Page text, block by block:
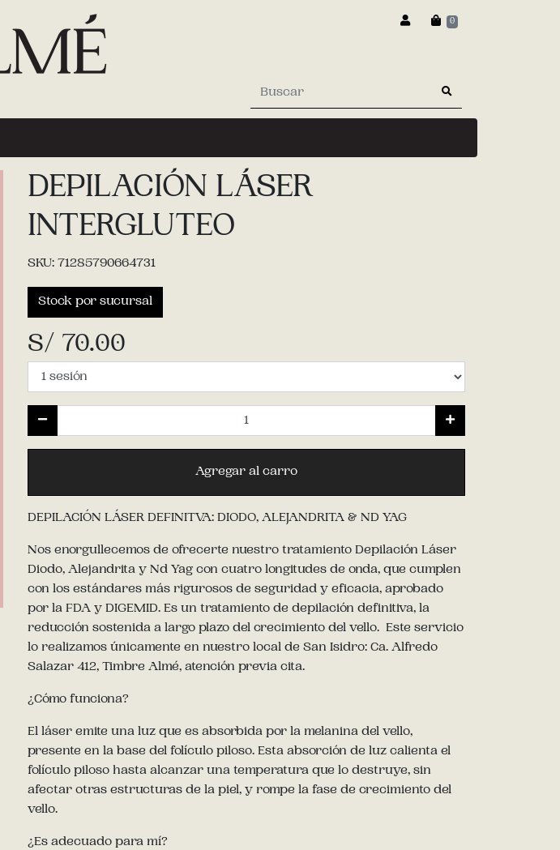
0
DEPILACIÓN LÁSER
INTERGLUTEO
SKU: 71285790664731
Stock por sucursal
S/ 70.00
Agregar al carro
DEPILACIÓN LÁSER DEFINITVA: DIODO, ALEJANDRITA & ND YAG
Nos enorgullecemos de ofrecerte nuestro tratamiento Depilación Láser
Diodo, Alejandrita y Nd Yag con cuatro longitudes de onda, que cumplen
con los estándares más rigurosos de seguridad y eficacia, aprobado
por la FDA y DIGEMID. Es un tratamiento de depilación definitiva, la
reducción sostenida a largo plazo del crecimiento del vello. Este servicio
lo realizamos únicamente en nuestro local de San Isidro: Ca. Alfredo
Salazar 412, Timbre Almé, atención previa cita.
¿Cómo funciona?
El láser emite una luz que es absorbida por la melanina del vello,
presente en la base del folículo piloso. Esta absorción de luz calienta el
folículo piloso hasta alcanzar una temperatura que lo destruye, sin
afectar otras estructuras de la piel, y rompe la fase de crecimiento del
vello.
¿Es adecuado para mí?